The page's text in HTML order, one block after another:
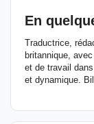
En
Traductrice,
britannique,
et de travail
et dynamique.